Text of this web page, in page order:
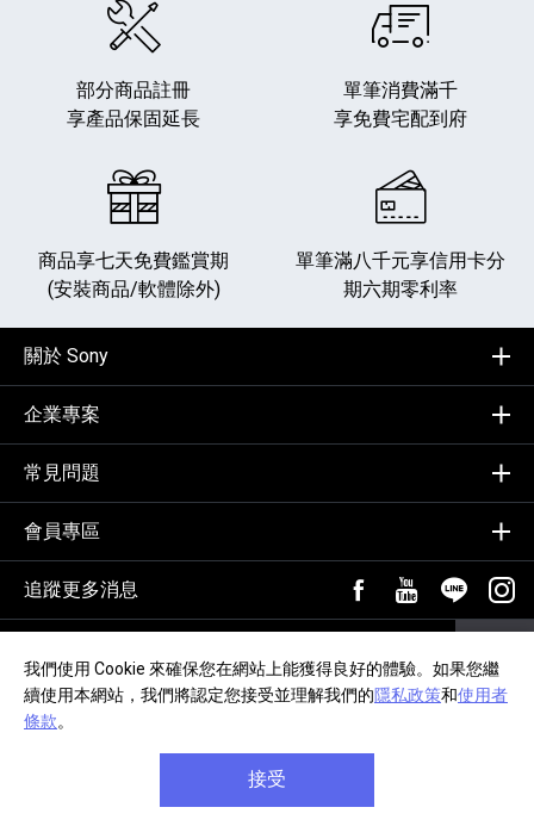
我們使用 Cookie 來確保您在網站上能獲得良好的體驗。如果您繼
續使用本網站，我們將認定您接受並理解我們的隱私政策和使用者
條款。
接受
部分商品註冊
享產品保固延長
單筆消費滿千
享免費宅配到府
商品享七天免費鑑賞期
(安裝商品/軟體除外)
單筆滿八千元享信用卡分
期六期零利率
關於 Sony
企業專案
常見問題
會員專區
追蹤更多消息
FB粉絲專頁[另開新
YouTube頻道[
加入 追
輸入Email，訂閱電子報
隱私政策